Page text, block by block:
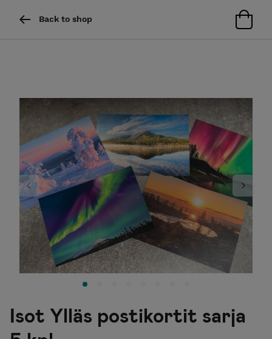
Back to shop
Previous Next
Isot Ylläs postikortit sarja